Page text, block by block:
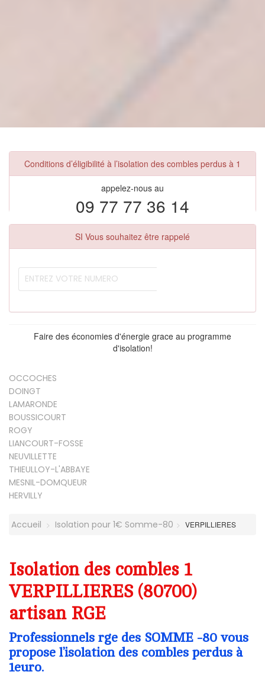
Conditions d’éligibilité à l’isolation des combles perdus à 1
appelez-nous au
09 77 77 36 14
SI Vous souhaitez être rappelé
Faire des économies d'énergie grace au programme
d'isolation!
OCCOCHES
DOINGT
LAMARONDE
BOUSSICOURT
ROGY
LIANCOURT-FOSSE
NEUVILLETTE
THIEULLOY-L'ABBAYE
MESNIL-DOMQUEUR
HERVILLY
Accueil Isolation pour 1€ Somme-80 VERPILLIERES
Isolation des combles 1
VERPILLIERES (80700)
artisan RGE
Professionnels rge des SOMME -80 vous
propose l’isolation des combles perdus à
1euro.